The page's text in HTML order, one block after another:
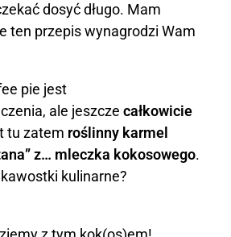
dosyć długo. Mam
ten przepis wynagrodzi Wam
pie jest
ale jeszcze całkowicie
tu zatem roślinny karmel
z… mleczka kokosowego.
kulinarne?